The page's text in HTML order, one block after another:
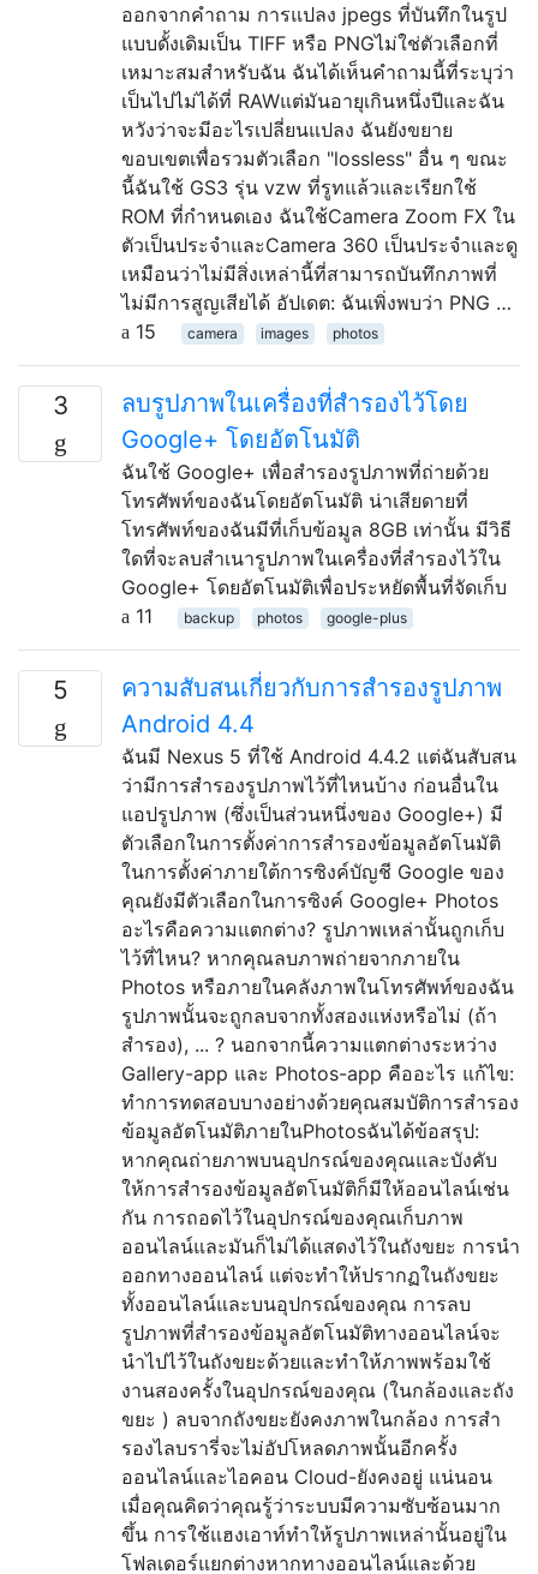
ออกจากคำถาม การแปลง jpegs ที่บันทึกในรูป
แบบดั้งเดิมเป็น TIFF หรือ PNGไม่ใช่ตัวเลือกที่
เหมาะสมสำหรับฉัน ฉันได้เห็นคำถามนี้ที่ระบุว่า
เป็นไปไม่ได้ที่ RAWแต่มันอายุเกินหนึ่งปีและฉัน
หวังว่าจะมีอะไรเปลี่ยนแปลง ฉันยังขยาย
ขอบเขตเพื่อรวมตัวเลือก "lossless" อื่น ๆ ขณะ
นี้ฉันใช้ GS3 รุ่น vzw ที่รูทแล้วและเรียกใช้
ROM ที่กำหนดเอง ฉันใช้Camera Zoom FX ใน
ตัวเป็นประจำและCamera 360 เป็นประจำและดู
เหมือนว่าไม่มีสิ่งเหล่านี้ที่สามารถบันทึกภาพที่
ไม่มีการสูญเสียได้ อัปเดต: ฉันเพิ่งพบว่า PNG …
15
camera images photos
3
ลบรูปภาพในเครื่องที่สำรองไว้โดย
Google+ โดยอัตโนมัติ
ฉันใช้ Google+ เพื่อสำรองรูปภาพที่ถ่ายด้วย
โทรศัพท์ของฉันโดยอัตโนมัติ น่าเสียดายที่
โทรศัพท์ของฉันมีที่เก็บข้อมูล 8GB เท่านั้น มีวิธี
ใดที่จะลบสำเนารูปภาพในเครื่องที่สำรองไว้ใน
Google+ โดยอัตโนมัติเพื่อประหยัดพื้นที่จัดเก็บ
11
backup photos google-plus
5
ความสับสนเกี่ยวกับการสำรองรูปภาพ
Android 4.4
ฉันมี Nexus 5 ที่ใช้ Android 4.4.2 แต่ฉันสับสน
ว่ามีการสำรองรูปภาพไว้ที่ไหนบ้าง ก่อนอื่นใน
แอปรูปภาพ (ซึ่งเป็นส่วนหนึ่งของ Google+) มี
ตัวเลือกในการตั้งค่าการสำรองข้อมูลอัตโนมัติ
ในการตั้งค่าภายใต้การซิงค์บัญชี Google ของ
คุณยังมีตัวเลือกในการซิงค์ Google+ Photos
อะไรคือความแตกต่าง? รูปภาพเหล่านั้นถูกเก็บ
ไว้ที่ไหน? หากคุณลบภาพถ่ายจากภายใน
Photos หรือภายในคลังภาพในโทรศัพท์ของฉัน
รูปภาพนั้นจะถูกลบจากทั้งสองแห่งหรือไม่ (ถ้า
สำรอง), ... ? นอกจากนี้ความแตกต่างระหว่าง
Gallery-app และ Photos-app คืออะไร แก้ไข:
ทำการทดสอบบางอย่างด้วยคุณสมบัติการสำรอง
ข้อมูลอัตโนมัติภายในPhotosฉันได้ข้อสรุป:
หากคุณถ่ายภาพบนอุปกรณ์ของคุณและบังคับ
ให้การสำรองข้อมูลอัตโนมัติก็มีให้ออนไลน์เช่น
กัน การถอดไว้ในอุปกรณ์ของคุณเก็บภาพ
ออนไลน์และมันก็ไม่ได้แสดงไว้ในถังขยะ การนำ
ออกทางออนไลน์ แต่จะทำให้ปรากฏในถังขยะ
ทั้งออนไลน์และบนอุปกรณ์ของคุณ การลบ
รูปภาพที่สำรองข้อมูลอัตโนมัติทางออนไลน์จะ
นำไปไว้ในถังขยะด้วยและทำให้ภาพพร้อมใช้
งานสองครั้งในอุปกรณ์ของคุณ (ในกล้องและถัง
ขยะ ) ลบจากถังขยะยังคงภาพในกล้อง การสำ
รองไลบรารี่จะไม่อัปโหลดภาพนั้นอีกครั้ง
ออนไลน์และไอคอน Cloud-ยังคงอยู่ แน่นอน
เมื่อคุณคิดว่าคุณรู้ว่าระบบมีความซับซ้อนมาก
ขึ้น การใช้แฮงเอาท์ทำให้รูปภาพเหล่านั้นอยู่ใน
โฟลเดอร์แยกต่างหากทางออนไลน์และด้วย